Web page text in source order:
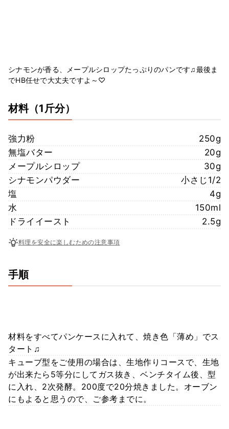
シナモンが香る、メープルシロップたっぷりのパンです♫最後ま
でHB任せで大丈夫ですよ～♡
材料（1斤分）
強力粉
250g
無塩バター
20g
メープルシロップ
30g
シナモンパウダー
小さじ1/2
塩
4g
水
150ml
ドライイースト
2.5g
料理を安全に楽しむための注意事項
手順
材料をすべてパンケースに入れて、焼き色「薄め」でス
タート♫
キューブ型をご使用の場合は、生地作りコースで、生地
が出来たら5等分にしてガス抜き、ベンチタイム後、型
に入れ、2次発酵。200度で20分焼きました。オーブン
にもよると思うので、ご参考までに。